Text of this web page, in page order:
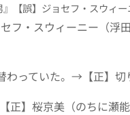
【誤】ジョセフ・スウィ
フ・スウィーニー（浮
わっていた。→【正】切
正】桜京美（のちに瀬能